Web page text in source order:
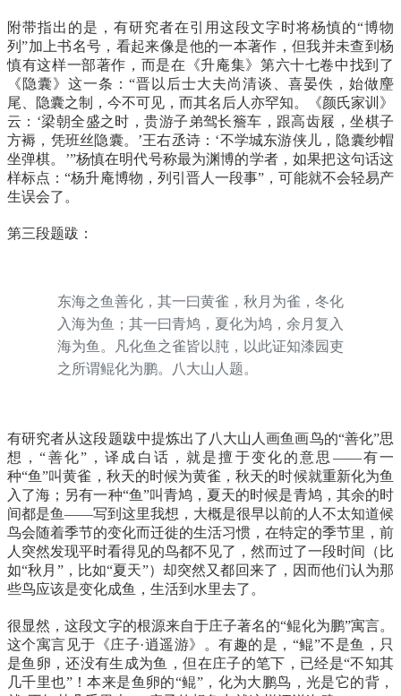
附带指出的是，有研究者在引用这段文字时将杨慎的“博物
列”加上书名号，看起来像是他的一本著作，但我并未查到杨
慎有这样一部著作，而是在《升庵集》第六十七卷中找到了
《隐囊》这一条：“晋以后士大夫尚清谈、喜晏佚，始做麈
尾、隐囊之制，今不可见，而其名后人亦罕知。《颜氏家训》
云：‘梁朝全盛之时，贵游子弟驾长簷车，跟高齿屐，坐棋子
方褥，凭班丝隐囊。’王右丞诗：‘不学城东游侠儿，隐囊纱帽
坐弹棋。’”杨慎在明代号称最为渊博的学者，如果把这句话这
样标点：“杨升庵博物，列引晋人一段事”，可能就不会轻易产
生误会了。
第三段题跋：
东海之鱼善化，其一曰黄雀，秋月为雀，冬化
入海为鱼；其一曰青鸠，夏化为鸠，余月复入
海为鱼。凡化鱼之雀皆以肫，以此证知漆园吏
之所谓鲲化为鹏。八大山人题。
有研究者从这段题跋中提炼出了八大山人画鱼画鸟的“善化”思
想，“善化”，译成白话，就是擅于变化的意思——有一
种“鱼”叫黄雀，秋天的时候为黄雀，秋天的时候就重新化为鱼
入了海；另有一种“鱼”叫青鸠，夏天的时候是青鸠，其余的时
间都是鱼——写到这里我想，大概是很早以前的人不太知道候
鸟会随着季节的变化而迁徙的生活习惯，在特定的季节里，前
人突然发现平时看得见的鸟都不见了，然而过了一段时间（比
如“秋月”，比如“夏天”）却突然又都回来了，因而他们认为那
些鸟应该是变化成鱼，生活到水里去了。
很显然，这段文字的根源来自于庄子著名的“鲲化为鹏”寓言。
这个寓言见于《庄子·逍遥游》。有趣的是，“鲲”不是鱼，只
是鱼卵，还没有生成为鱼，但在庄子的笔下，已经是“不知其
几千里也”！本来是鱼卵的“鲲”，化为大鹏鸟，光是它的背，